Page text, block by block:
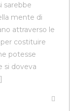
sarebbe
mente di
attraverso le
costituire
potesse
si doveva